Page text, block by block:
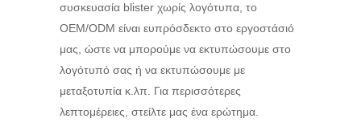
συσκευασία blister χωρίς λογότυπα, το
OEM/ODM είναι ευπρόσδεκτο στο εργοστάσιό
μας, ώστε να μπορούμε να εκτυπώσουμε στο
λογότυπό σας ή να εκτυπώσουμε με
μεταξοτυπία κ.λπ. Για περισσότερες
λεπτομέρειες, στείλτε μας ένα ερώτημα.